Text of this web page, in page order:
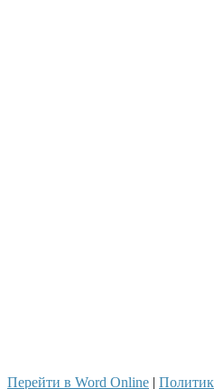
Перейти в Word Online |